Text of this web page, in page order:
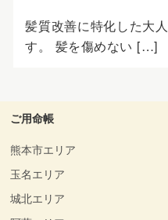
髪質改善に特化した大
す。 髪を傷めない […]
ご用命帳
熊本市エリア
玉名エリア
城北エリア